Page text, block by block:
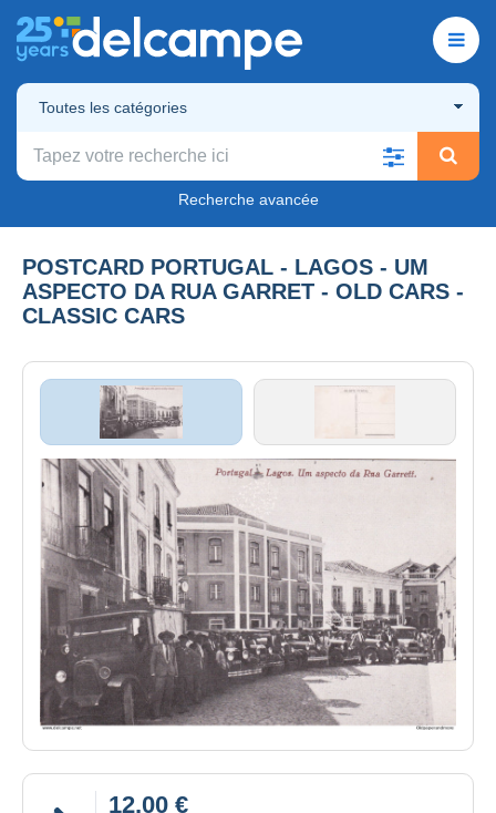
Toutes les catégories
Recherche avancée
POSTCARD PORTUGAL - LAGOS - UM
ASPECTO DA RUA GARRET - OLD CARS -
CLASSIC CARS
12,00 €